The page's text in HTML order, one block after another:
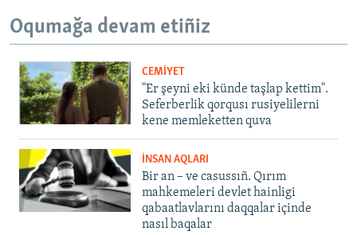
Oqumağa devam etiñiz
CEMİYET
"Er şeyni eki künde taşlap kettim".
Seferberlik qorqusı rusiyelilerni
kene memleketten quva
İNSAN AQLARI
Bir an – ve casussıñ. Qırım
mahkemeleri devlet hainligi
qabaatlavlarını daqqalar içinde
nasıl baqalar